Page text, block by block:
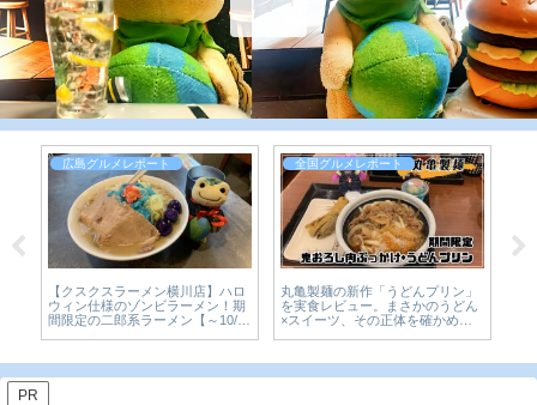
日常お食事レポート
CoCo壱番屋「The牛咖喱」数量限
定カレーを実食レビュー。2024年
10月【かえるのピクルスと実食レ
広島カレーレポート
【広島・西区】肉屋が作るスープ
カレー。ミートファクトリー フォ
ーコを実食レビュー【かえるのピ
PR